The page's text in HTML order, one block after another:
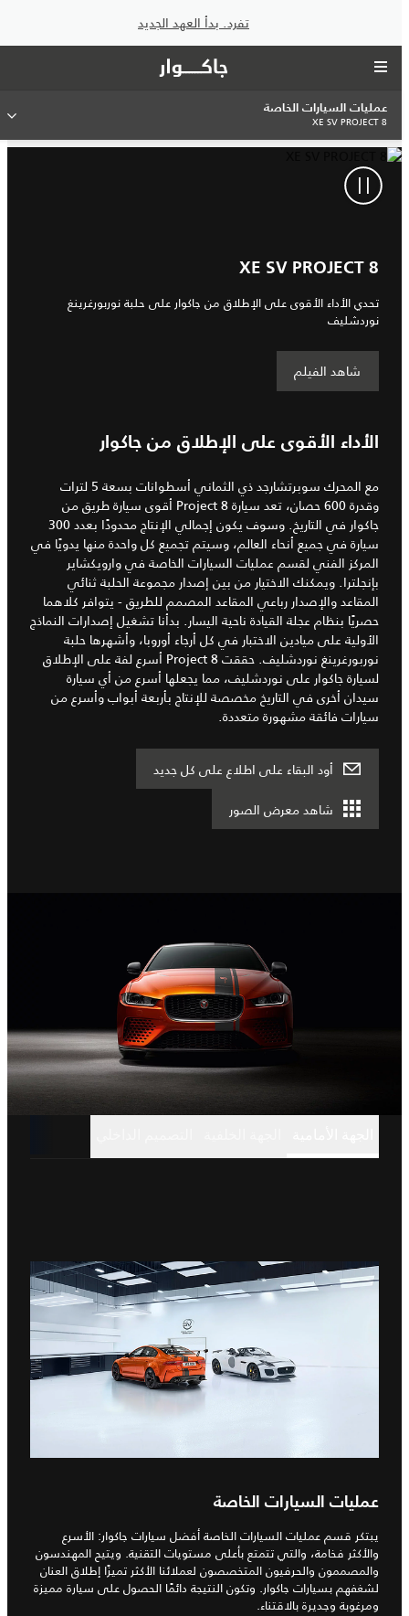
تفرد. بدأ العهد الجديد
عمليات السيارات الخاصة
XE SV PROJECT 8
XE SV PROJECT 8
تحدي الأداء الأقوى على الإطلاق من جاكوار على حلبة نوربورغرينغ
نوردشليف
شاهد الفيلم
الأداء الأقوى على الإطلاق من جاكوار
مع المحرك سوبرتشارجد ذي الثماني أسطوانات بسعة 5 لترات
وقدرة 600 حصان، تعد سيارة Project 8 أقوى سيارة طريق من
جاكوار في التاريخ. وسوف يكون إجمالي الإنتاج محدودًا بعدد 300
سيارة في جميع أنحاء العالم، وسيتم تجميع كل واحدة منها يدويًا في
المركز الفني لقسم عمليات السيارات الخاصة في وارويكشاير
بإنجلترا. ويمكنك الاختيار من بين إصدار مجموعة الحلبة ثنائي
المقاعد والإصدار رباعي المقاعد المصمم للطريق - يتوافر كلاهما
حصريًا بنظام عجلة القيادة ناحية اليسار. بدأنا تشغيل إصدارات النماذج
الأولية على ميادين الاختبار في كل أرجاء أوروبا، وأشهرها حلبة
نوربورغرينغ نوردشليف. حققت Project 8 أسرع لفة على الإطلاق
لسيارة جاكوار على نوردشليف، مما يجعلها أسرع من أي سيارة
سيدان أخرى في التاريخ مخصصة للإنتاج بأربعة أبواب وأسرع من
سيارات فائقة مشهورة متعددة.
أود البقاء على اطلاع على كل جديد
شاهد معرض الصور
عمليات السيارات الخاصة
يبتكر قسم عمليات السيارات الخاصة أفضل سيارات جاكوار: الأسرع
والأكثر فخامة، والتي تتمتع بأعلى مستويات التقنية. ويتيح المهندسون
والمصممون والحرفيون المتخصصون لعملائنا الأكثر تميزًا إطلاق العنان
لشغفهم بسيارات جاكوار. وتكون النتيجة دائمًا الحصول على سيارة مميزة
ومرغوبة وجديرة بالاقتناء.